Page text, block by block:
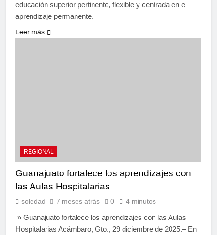
educación superior pertinente, flexible y centrada en el
aprendizaje permanente.
Leer más
REGIONAL
Guanajuato fortalece los aprendizajes con
las Aulas Hospitalarias
soledad 7 meses atrás 0 4 minutos
» Guanajuato fortalece los aprendizajes con las Aulas
Hospitalarias Acámbaro, Gto., 29 diciembre de 2025.– En